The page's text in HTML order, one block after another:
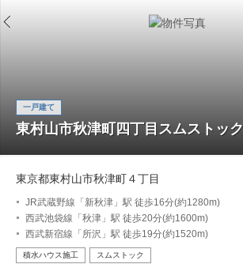
一戸建て
東村山市秋津町四丁目スムストック
東京都東村山市秋津町４丁目
JR武蔵野線「新秋津」駅 徒歩16分(約1280m)
西武池袋線「秋津」駅 徒歩20分(約1600m)
西武新宿線「所沢」駅 徒歩19分(約1520m)
積水ハウス施工 スムストック